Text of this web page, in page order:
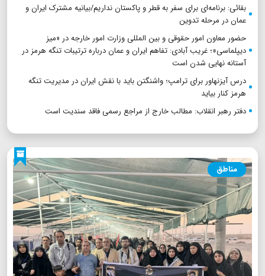
بقائی: برنامه‌ای برای سفر به قطر و پاکستان نداریم/بیانیه مشترک ایران و
عمان در مرحله تدوین
حضور معاون امور حقوقی و بین المللی وزارت امور خارجه در «میز
دیپلماسی»؛ غریب آبادی: تفاهم ایران و عمان درباره ترتیبات تنگه هرمز در
آستانه نهایی شدن است
درس آیزنهاور برای ترامپ؛ واشنگتن باید با نقش ایران در مدیریت تنگه
هرمز کنار بیاید
دفتر رهبر انقلاب: مطالب خارج از مراجع رسمی فاقد سندیت است
مناطق